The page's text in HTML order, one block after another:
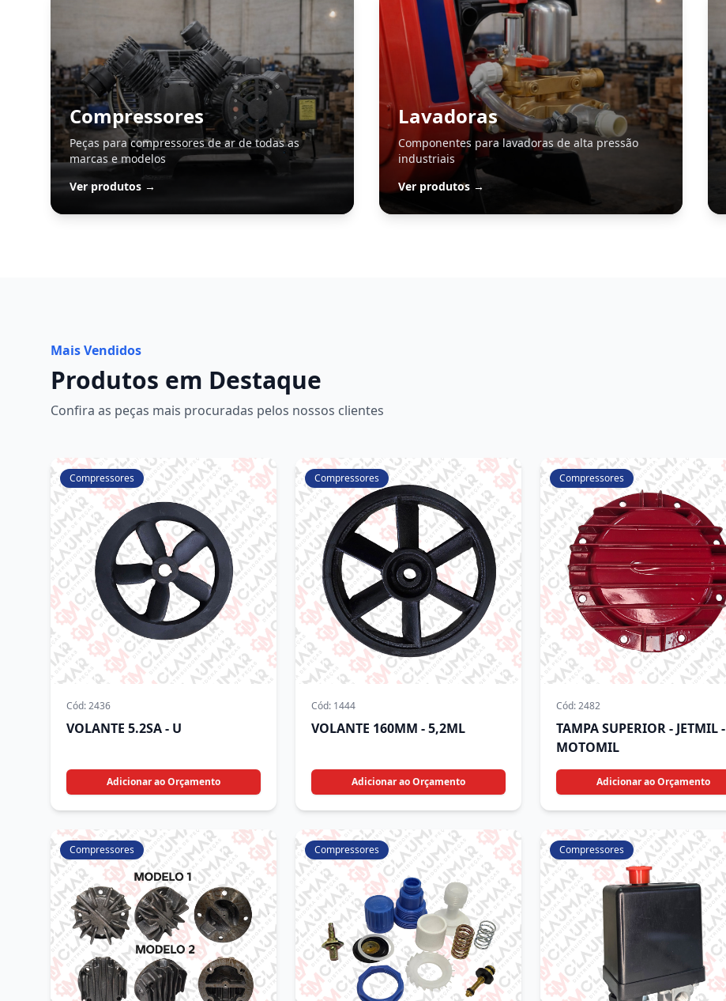
Compressores
Peças para compressores de ar de todas as
marcas e modelos
Ver produtos →
Lavadoras
Componentes para lavadoras de alta pressão
industriais
Ver produtos →
Mais Vendidos
Produtos em Destaque
Confira as peças mais procuradas pelos nossos clientes
Compressores
Cód:2436
VOLANTE 5.2SA - U
Adicionar ao Orçamento
Compressores
Cód: 1444
VOLANTE 160MM - 5,2ML
Adicionar ao Orçamento
Compressores
Cód:2482
TAMPA SUPERIOR - JETMIL -
MOTOMIL
Adicionar ao Orçamento
Compressores Compressores Compressores